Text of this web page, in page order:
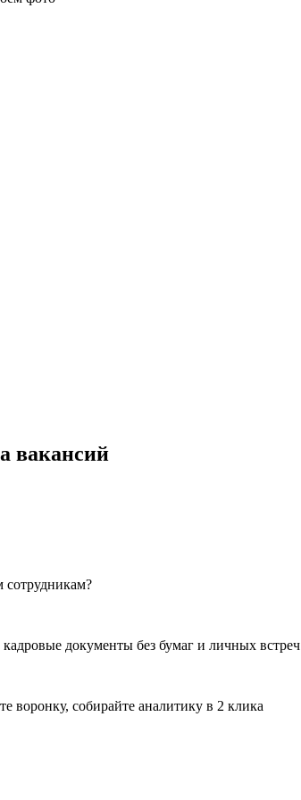
вакансий
сотрудникам?
документы без бумаг и личных встреч
воронку, собирайте аналитику в 2 клика